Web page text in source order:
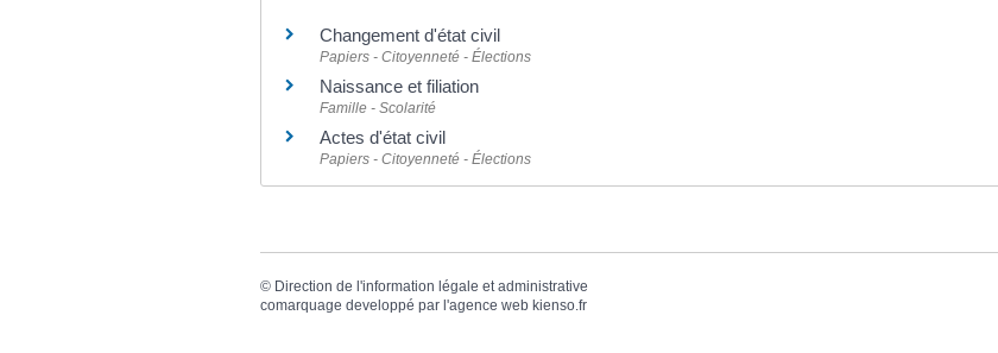
Changement d'état civil
Papiers - Citoyenneté - Élections
Naissance et filiation
Famille - Scolarité
Actes d'état civil
Papiers - Citoyenneté - Élections
© Direction de l'information légale et administrative
comarquage developpé par l'agence web kienso.fr